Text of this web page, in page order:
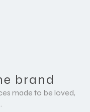
brand
made to be loved,